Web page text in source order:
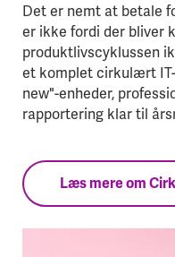
Det er nemt at betale
er ikke fordi der bliver
produktlivscyklussen
et komplet cirkulært
new"-enheder,
rapportering klar til
Læs mere om